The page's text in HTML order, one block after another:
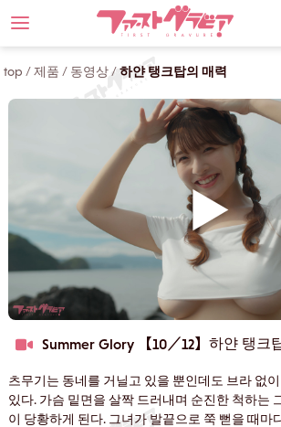
top /제품 / 동영상/하얀 탱크탑의 매력
Summer Glory 【10／12】 하얀 탱크
츠무기는 동네를 거닐고 있을 뿐인데도 브라 없
있다. 가슴 밑면을 살짝 드러내며 순진한 척하는
이 당황하게 된다. 그녀가 발끝으로 쭉 뻗을 때마